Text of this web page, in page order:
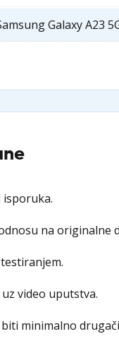
Galaxy A23
na originalne
video uputstva.
minimalno